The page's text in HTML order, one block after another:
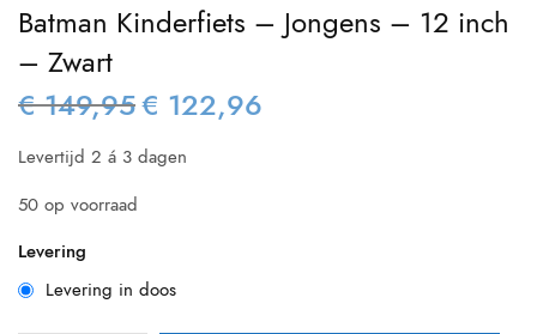
Batman Kinderfiets – Jongens – 12 inch
– Zwart
€149,95 Oorspronkelijke
€ 149,95.
€ 122,96
Levertijd 2 á 3 dagen
50 op voorraad
Levering
Levering in doos